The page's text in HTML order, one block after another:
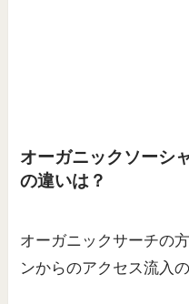
オーガニックソーシ
の違いは？
オーガニックサーチの
ンからのアクセス流入